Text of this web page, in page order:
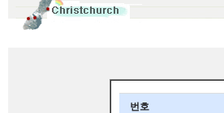
번호